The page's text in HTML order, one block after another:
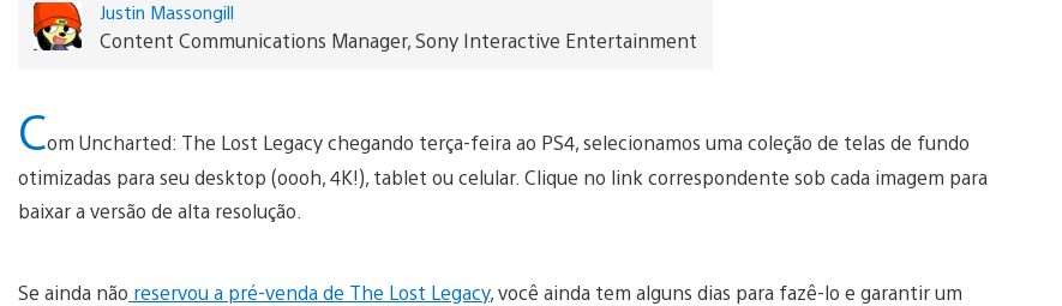
Justin Massongill
Content Communications Manager, Sony Interactive Entertainment
Com Uncharted: The Lost Legacy chegando terça-feira ao PS4, selecionamos uma coleção de telas de fundo
otimizadas para seu desktop (oooh, 4K!), tablet ou celular. Clique no link correspondente sob cada imagem para
baixar a versão de alta resolução.
Se ainda não reservou a pré-venda de The Lost Legacy, você ainda tem alguns dias para fazê-lo e garantir um